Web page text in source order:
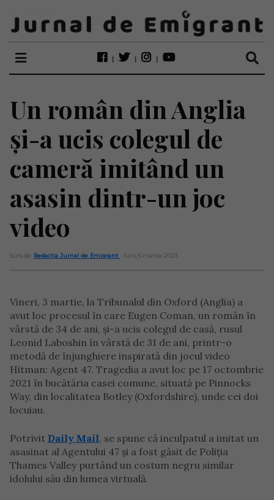
Un român din Anglia
și-a ucis colegul de
cameră imitând un
asasin dintr-un joc
video
Scris de: Redacția Jurnal de Emigrant - luni, 6 martie 2023
Vineri, 3 martie, la Tribunalul din Oxford (Anglia) a
avut loc procesul în care Eugen Coman, un român în
vârstă de 34 de ani, și-a ucis colegul de casă, rusul
Leonid Laboshin în vârstă de 31 de ani, printr-o
metodă de înjunghiere inspirată din jocul video
Hitman: Agent 47. Tragedia a avut loc pe 17 octombrie
2021 în bucătăria casei comune, situată pe Pinnocks
Way, din localitatea Botley (Oxfordshire), unde cei doi
locuiau.
Potrivit Daily Mail, se spune că inculpatul a imitat un
asasinat al Agentului 47 și a fost găsit de Poliția
Thames Valley purtând un costum negru similar
idolului său din lumea virtuală.